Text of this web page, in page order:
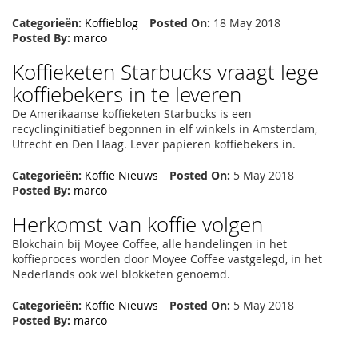
Categorieën: Koffieblog Posted On: 18 May 2018
Posted By: marco
Koffieketen Starbucks vraagt lege
koffiebekers in te leveren
De Amerikaanse koffieketen Starbucks is een
recyclinginitiatief begonnen in elf winkels in Amsterdam,
Utrecht en Den Haag. Lever papieren koffiebekers in.
Categorieën: Koffie Nieuws Posted On: 5 May 2018
Posted By: marco
Herkomst van koffie volgen
Blokchain bij Moyee Coffee, alle handelingen in het
koffieproces worden door Moyee Coffee vastgelegd, in het
Nederlands ook wel blokketen genoemd.
Categorieën: Koffie Nieuws Posted On: 5 May 2018
Posted By: marco